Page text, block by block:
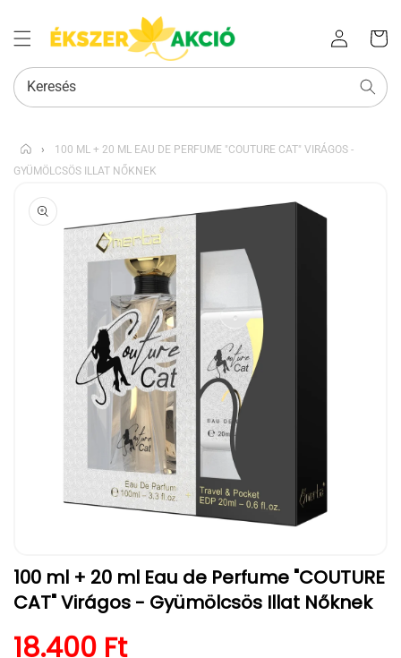
Bejelentkezés
kosara
Keresés
›
100 ML + 20 ML EAU DE PERFUME "COUTURE CAT" VIRÁGOS -
GYÜMÖLCSÖS ILLAT NŐKNEK
UGRÁS A
TERMÉKADATOKRA
médiafájl
megnyitása
a
100 ml + 20 ml Eau de Perfume "COUTURE
CAT" Virágos - Gyümölcsös Illat Nőknek
Normál ár
18.400 Ft